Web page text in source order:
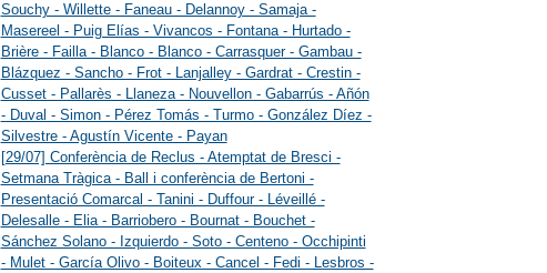
Souchy - Willette - Faneau - Delannoy - Samaja -
Masereel - Puig Elías - Vivancos - Fontana - Hurtado -
Brière - Failla - Blanco - Blanco - Carrasquer - Gambau -
Blázquez - Sancho - Frot - Lanjalley - Gardrat - Crestin -
Cusset - Pallarès - Llaneza - Nouvellon - Gabarrús - Añón
- Duval - Simon - Pérez Tomás - Turmo - González Díez -
Silvestre - Agustín Vicente - Payan
[29/07] Conferència de Reclus - Atemptat de Bresci -
Setmana Tràgica - Ball i conferència de Bertoni -
Presentació Comarcal - Tanini - Duffour - Léveillé -
Delesalle - Elia - Barriobero - Bournat - Bouchet -
Sánchez Solano - Izquierdo - Soto - Centeno - Occhipinti
- Mulet - García Olivo - Boiteux - Cancel - Fedi - Lesbros -